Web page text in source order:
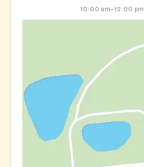
10:00 am–12:00 pm